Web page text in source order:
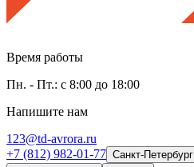
Время работы
Пн. - Пт.: с 8:00 до 18:00
Напишите нам
123@td-avrora.ru
+7 (812) 982-01-77 Санкт-Петербург